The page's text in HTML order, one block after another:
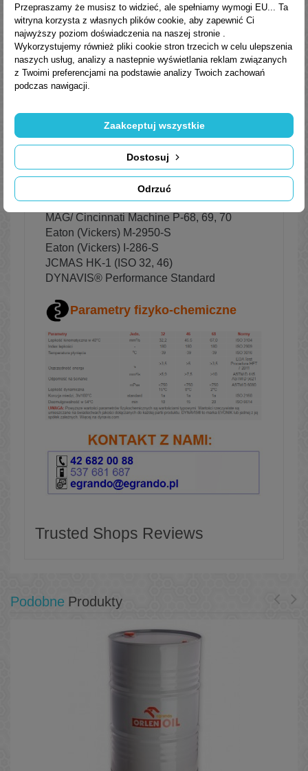
mechanizmów regulujących i sterujących,
przekładni hydraulicznych, oraz innych
podobnych urządzeń.
Normy, aprobaty, specyfikacje
DIN 51524 Part 3
Aprobaty:
Spełnia lub przewyższa wymagania:
Bosch Rexroth RE 90220-01
MAG/ Cincinnati Machine P-68, 69, 70
Eaton (Vickers) M-2950-S
Eaton (Vickers) I-286-S
JCMAS HK-1 (ISO 32, 46)
DYNAVIS® Performance Standard
Parametry fizyko-chemiczne
Trusted Shops Reviews
Podobne Produkty
Przepraszamy że musisz to widzieć, ale spełniamy wymogi EU... Ta
witryna korzysta z własnych plików cookie, aby zapewnić Ci
najwyższy poziom doświadczenia na naszej stronie .
Wykorzystujemy również pliki cookie stron trzecich w celu ulepszenia
naszych usług, analizy a nastepnie wyświetlania reklam związanych
z Twoimi preferencjami na podstawie analizy Twoich zachowań
podczas nawigacji.
Odrzuć
Dostosuj
Zaakceptuj wszystkie